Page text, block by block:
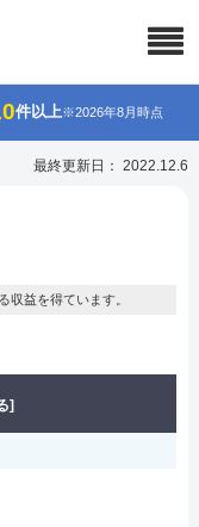
件以上※2026年8月時点
最終更新日： 2022.12.6
益を得ています。
]